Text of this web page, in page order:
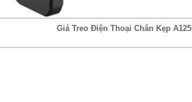
Giá Treo Điện Thoại Chân Kẹp A125